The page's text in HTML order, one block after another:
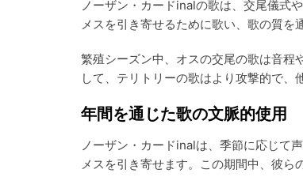
ノーザン・カードinalの歌は、交尾儀式
メスを引き寄せるために歌い、歌の質を
繁殖シーズン中、オスの交尾の歌は音程
して、テリトリーの歌はより攻撃的で、
年間を通じた歌の文脈的使用
ノーザン・カードinalは、季節に応じて
メスを引き寄せます。この期間中、彼ら